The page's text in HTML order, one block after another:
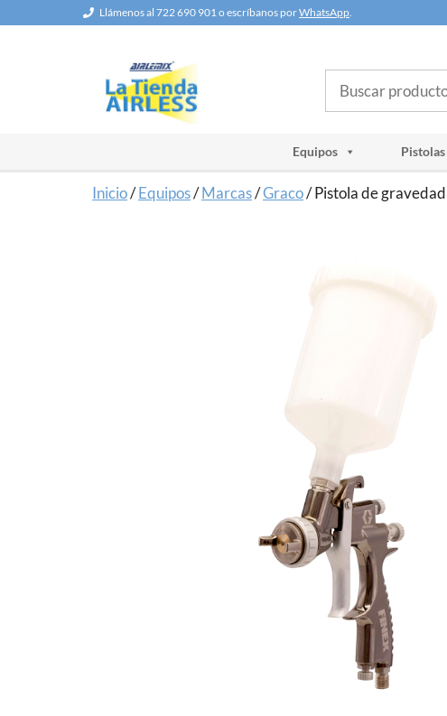
Llámenos al 722 690 901 o escríbanos porWhatsApp.
Equipos Pistolas
Inicio/Equipos/Marcas/Graco/ Pistola de